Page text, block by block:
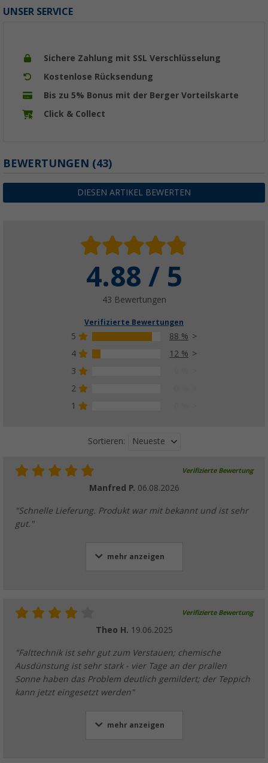
UNSER SERVICE
Sichere Zahlung mit SSL Verschlüsselung
Kostenlose Rücksendung
Bis zu 5% Bonus mit der Berger Vorteilskarte
Click & Collect
BEWERTUNGEN (43)
DIESEN ARTIKEL BEWERTEN
4.88 / 5
43 Bewertungen
Verifizierte Bewertungen
5
88 %
4
12 %
3
2
1
Sortieren: Neueste
Verifizierte Bewertung
Manfred P. 06.08.2026
"Schnelle Lieferung. Produkt war mit bekannt und ist sehr
gut."
mehr anzeigen
Verifizierte Bewertung
Theo H. 19.06.2025
"Falttechnik ist sehr gut zum Verstauen; chemische
Ausdünstung ist sehr stark - vier Tage an der prallen
Sonne haben das Problem deutlich gemildert; der Teppich
kann jetzt eingesetzt werden"
mehr anzeigen